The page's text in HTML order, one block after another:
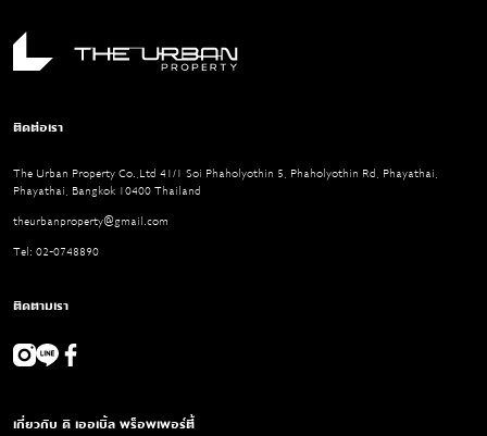
ติดต่อเรา
The Urban Property Co.,Ltd 41/1 Soi Phaholyothin 5, Phaholyothin Rd, Phayathai,
Phayathai, Bangkok 10400 Thailand
theurbanproperty@gmail.com
Tel: 02-0748890
ติดตามเรา
เกี่ยวกับ ดิ เออเบิ้ล พร็อพเพอร์ตี้